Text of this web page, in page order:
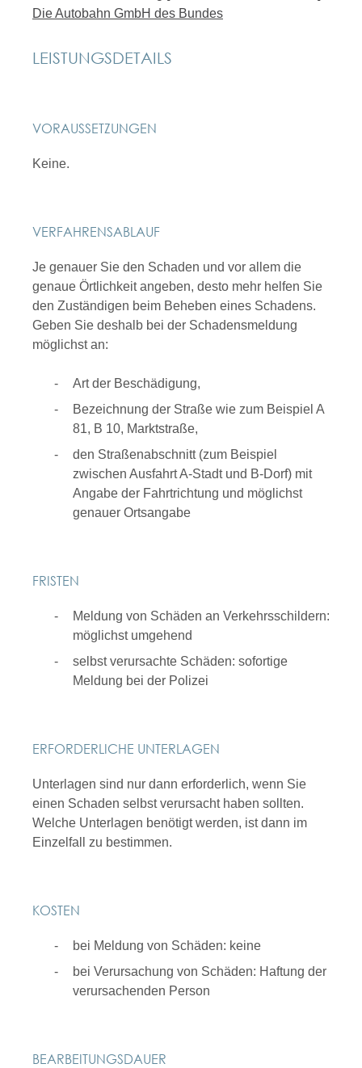
Die Autobahn GmbH des Bundes
LEISTUNGSDETAILS
VORAUSSETZUNGEN
Keine.
VERFAHRENSABLAUF
Je genauer Sie den Schaden und vor allem die
genaue Örtlichkeit angeben, desto mehr helfen Sie
den Zuständigen beim Beheben eines Schadens.
Geben Sie deshalb bei der Schadensmeldung
möglichst an:
Art der Beschädigung,
Bezeichnung der Straße wie zum Beispiel A
81, B 10, Marktstraße,
den Straßenabschnitt (zum Beispiel
zwischen Ausfahrt A-Stadt und B-Dorf) mit
Angabe der Fahrtrichtung und möglichst
genauer Ortsangabe
FRISTEN
Meldung von Schäden an Verkehrsschildern:
möglichst umgehend
selbst verursachte Schäden: sofortige
Meldung bei der Polizei
ERFORDERLICHE UNTERLAGEN
Unterlagen sind nur dann erforderlich, wenn Sie
einen Schaden selbst verursacht haben sollten.
Welche Unterlagen benötigt werden, ist dann im
Einzelfall zu bestimmen.
KOSTEN
bei Meldung von Schäden: keine
bei Verursachung von Schäden: Haftung der
verursachenden Person
BEARBEITUNGSDAUER